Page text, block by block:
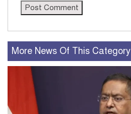
More News Of This Category